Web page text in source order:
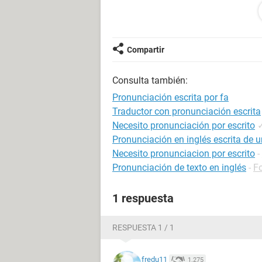
vertically ,
Proceed to cut, this is 18 cm by 18
we turned up to be one and will cover
mark and make lashes and cut ,
Here we double the 4 corners and
The tape is ready to decorate ...
special moment
Compartir
Consulta también:
Pronunciación escrita por fa
Traductor con pronunciación escrita
Necesito pronunciación por escrito
Pronunciación en inglés escrita de
Necesito pronunciacion por escrito -
Pronunciación de texto en inglés -
1 respuesta
RESPUESTA 1 / 1
fredu11 1.275